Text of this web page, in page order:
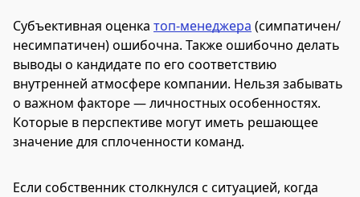
Субъективная оценка топ-менеджера (симпатичен/
несимпатичен) ошибочна. Также ошибочно делать
выводы о кандидате по его соответствию
внутренней атмосфере компании. Нельзя забывать
о важном факторе — личностных особенностях.
Которые в перспективе могут иметь решающее
значение для сплоченности команд.
Если собственник столкнулся с ситуацией, когда